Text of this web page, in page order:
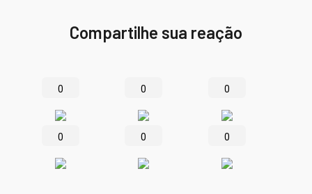
Compartilhe sua reação
0 0 0
0 0 0